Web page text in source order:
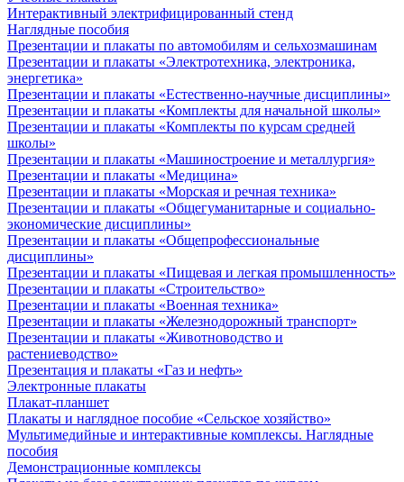
Интерактивный электрифицированный стенд
Наглядные пособия
Презентации и плакаты по автомобилям и сельхозмашинам
Презентации и плакаты «Электротехника, электроника,
энергетика»
Презентации и плакаты «Естественно-научные дисциплины»
Презентации и плакаты «Комплекты для начальной школы»
Презентации и плакаты «Комплекты по курсам средней
школы»
Презентации и плакаты «Машиностроение и металлургия»
Презентации и плакаты «Медицина»
Презентации и плакаты «Морская и речная техника»
Презентации и плакаты «Общегуманитарные и социально-
экономические дисциплины»
Презентации и плакаты «Общепрофессиональные
дисциплины»
Презентации и плакаты «Пищевая и легкая промышленность»
Презентации и плакаты «Строительство»
Презентации и плакаты «Военная техника»
Презентации и плакаты «Железнодорожный транспорт»
Презентации и плакаты «Животноводство и
растениеводство»
Презентация и плакаты «Газ и нефть»
Электронные плакаты
Плакат-планшет
Плакаты и наглядное пособие «Сельское хозяйство»
Мультимедийные и интерактивные комплексы. Наглядные
пособия
Демонстрационные комплексы